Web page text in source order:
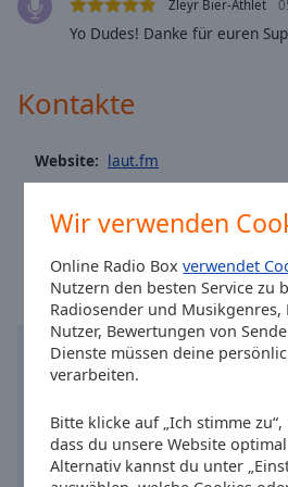
Wir verwenden
Online Radio Boxverwendet
Nutzern den besten Service zu
Radiosender und Musikgenres,
Nutzer, Bewertungen von
Dienste müssen deine
verarbeiten.
Bitte klicke auf „Ich stimme
dass du unsere Website
Alternativ kannst du unter
Area
Family
Zleyr Bier-Athlet
Yo Dudes! Danke für euren
Kontakte
Website: laut.fm
Twitter:
@Deutsch_im_Ohr
Ortszeit in Leipzig:16:40,